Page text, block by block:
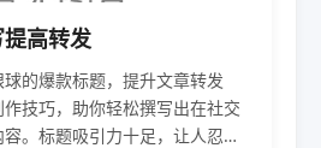
高转发
的爆款标题，提升文章转发
技巧，助你轻松撰写出在社交
。标题吸引力十足，让人忍不